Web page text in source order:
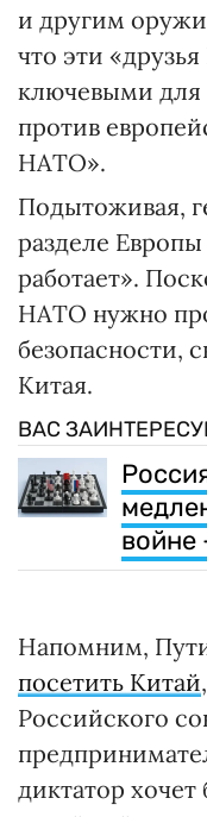
и другим
что эти
ключевыми для
против
НАТО».
Подытоживая,
разделе
работает».
НАТО нужно
безопасности,
Китая.
ВАС
войне
Напомним,
посетить Китай
Российского
диктатор